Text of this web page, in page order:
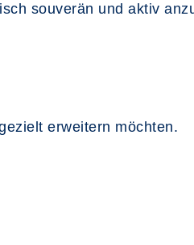
souverän und aktiv
erweitern möchten.